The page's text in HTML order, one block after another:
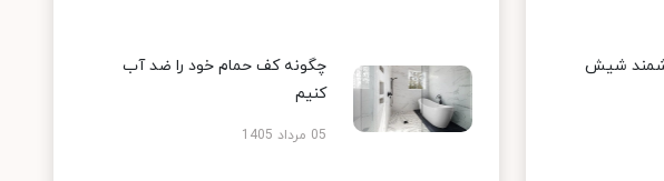
شیش
چگونه کف حمام خود را ضد آب
کنیم
05 مرداد 1405